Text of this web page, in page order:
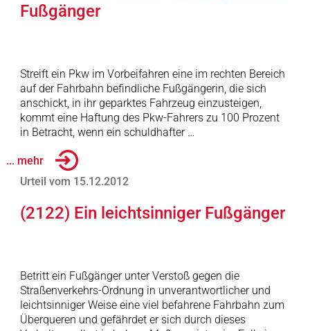
Fußgänger
Streift ein Pkw im Vorbeifahren eine im rechten Bereich
auf der Fahrbahn befindliche Fußgängerin, die sich
anschickt, in ihr geparktes Fahrzeug einzusteigen,
kommt eine Haftung des Pkw-Fahrers zu 100 Prozent
in Betracht, wenn ein schuldhafter …
... mehr
Urteil vom 15.12.2012
(2122) Ein leichtsinniger Fußgänger
Betritt ein Fußgänger unter Verstoß gegen die
Straßenverkehrs-Ordnung in unverantwortlicher und
leichtsinniger Weise eine viel befahrene Fahrbahn zum
Überqueren und gefährdet er sich durch dieses